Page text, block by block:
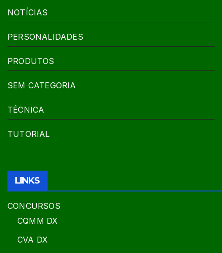
NOTÍCIAS
PERSONALIDADES
PRODUTOS
SEM CATEGORIA
TÉCNICA
TUTORIAL
LINKS
CONCURSOS
CQMM DX
CVA DX